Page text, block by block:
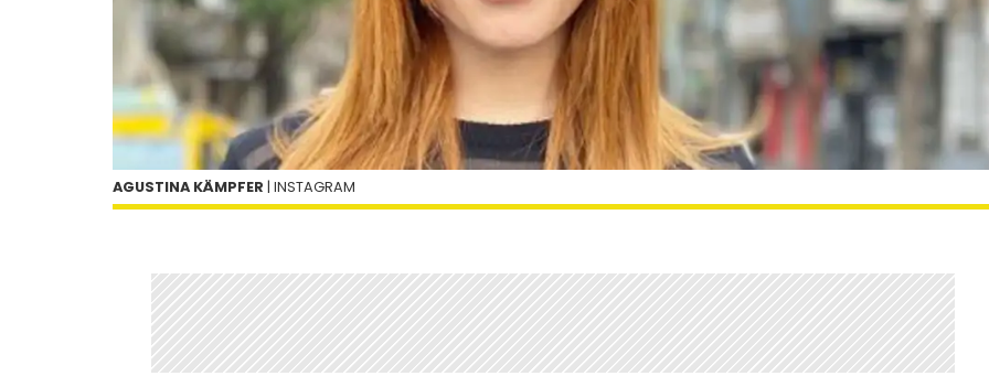
AGUSTINA KÄMPFER | INSTAGRAM